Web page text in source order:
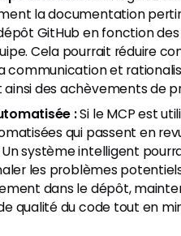
la documentation
GitHub en fonction
Cela pourrait réduire
communication et
des achèvements de
:Si le MCP est
qui passent en
système intelligent
les problèmes
dans le dépôt,
qualité du code tout en